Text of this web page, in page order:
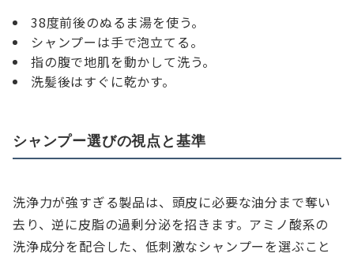
38度前後のぬるま湯を使う。
シャンプーは手で泡立てる。
指の腹で地肌を動かして洗う。
洗髪後はすぐに乾かす。
シャンプー選びの視点と基準
洗浄力が強すぎる製品は、頭皮に必要な油分まで奪い
去り、逆に皮脂の過剰分泌を招きます。アミノ酸系の
洗浄成分を配合した、低刺激なシャンプーを選ぶこと